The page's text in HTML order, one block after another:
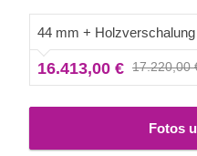
auch eine isolierte Version
44 mm + Holzverschalung
16.413,00 € 17.220,00
Fotos